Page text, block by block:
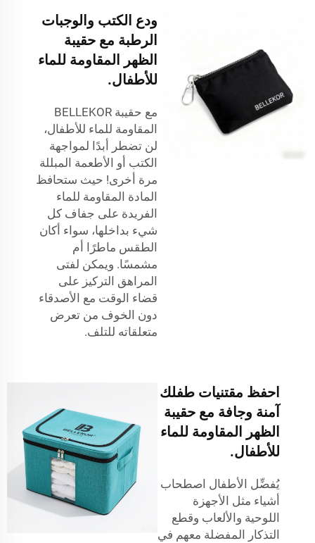
ودع الكتب والوجبات
الرطبة مع حقيبة
الظهر المقاومة للماء
للأطفال.
مع حقيبة BELLEKOR
المقاومة للماء للأطفال،
لن تضطر أبدًا لمواجهة
الكتب أو الأطعمة المبللة
مرة أخرى! حيث ستحافظ
المادة المقاومة للماء
الفريدة على جفاف كل
شيء بداخلها، سواء أكان
الطقس ماطرًا أم
مشمسًا. ويمكن لفتى
المراهق التركيز على
قضاء الوقت مع الأصدقاء
دون الخوف من تعرض
متعلقاته للتلف.
احفظ مقتنيات طفلك
آمنة وجافة مع حقيبة
الظهر المقاومة للماء
للأطفال.
يُفضِّل الأطفال اصطحاب
أشياء مثل الأجهزة
اللوحية والألعاب وقطع
التذكار المفضلة معهم في